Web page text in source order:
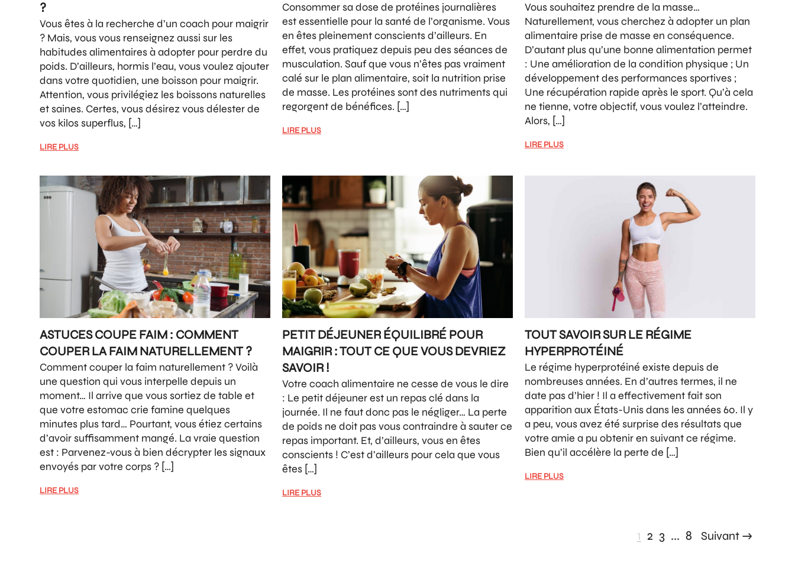
?
Vous êtes à la recherche d’un coach pour maigrir
? Mais, vous vous renseignez aussi sur les
habitudes alimentaires à adopter pour perdre du
poids. D’ailleurs, hormis l’eau, vous voulez ajouter
dans votre quotidien, une boisson pour maigrir.
Attention, vous privilégiez les boissons naturelles
et saines. Certes, vous désirez vous délester de
vos kilos superflus, […]
LIRE PLUS
Consommer sa dose de protéines journalières
est essentielle pour la santé de l’organisme. Vous
en êtes pleinement conscients d’ailleurs. En
effet, vous pratiquez depuis peu des séances de
musculation. Sauf que vous n’êtes pas vraiment
calé sur le plan alimentaire, soit la nutrition prise
de masse. Les protéines sont des nutriments qui
regorgent de bénéfices. […]
LIRE PLUS
Vous souhaitez prendre de la masse…
Naturellement, vous cherchez à adopter un plan
alimentaire prise de masse en conséquence.
D’autant plus qu’une bonne alimentation permet
: Une amélioration de la condition physique ; Un
développement des performances sportives ;
Une récupération rapide après le sport. Qu’à cela
ne tienne, votre objectif, vous voulez l’atteindre.
Alors, […]
LIRE PLUS
ASTUCES COUPE FAIM : COMMENT
COUPER LA FAIM NATURELLEMENT ?
Comment couper la faim naturellement ? Voilà
une question qui vous interpelle depuis un
moment… Il arrive que vous sortiez de table et
que votre estomac crie famine quelques
minutes plus tard… Pourtant, vous étiez certains
d’avoir suffisamment mangé. La vraie question
est : Parvenez-vous à bien décrypter les signaux
envoyés par votre corps ? […]
LIRE PLUS
PETIT DÉJEUNER ÉQUILIBRÉ POUR
MAIGRIR : TOUT CE QUE VOUS DEVRIEZ
SAVOIR !
Votre coach alimentaire ne cesse de vous le dire
: Le petit déjeuner est un repas clé dans la
journée. Il ne faut donc pas le négliger… La perte
de poids ne doit pas vous contraindre à sauter ce
repas important. Et, d’ailleurs, vous en êtes
conscients ! C’est d’ailleurs pour cela que vous
êtes […]
LIRE PLUS
TOUT SAVOIR SUR LE RÉGIME
HYPERPROTÉINÉ
Le régime hyperprotéiné existe depuis de
nombreuses années. En d’autres termes, il ne
date pas d’hier ! Il a effectivement fait son
apparition aux États-Unis dans les années 60. Il y
a peu, vous avez été surprise des résultats que
votre amie a pu obtenir en suivant ce régime.
Bien qu’il accélère la perte de […]
LIRE PLUS
1 2 3 ... 8 Suivant